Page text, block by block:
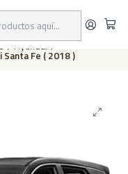
Hyundai
Fe ( 2018 )